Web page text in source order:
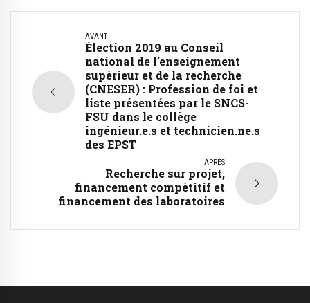
AVANT
Élection 2019 au Conseil
national de l’enseignement
supérieur et de la recherche
(CNESER) : Profession de foi et
liste présentées par le SNCS-
FSU dans le collège
ingénieur.e.s et technicien.ne.s
des EPST
APRÈS
Recherche sur projet,
financement compétitif et
financement des laboratoires